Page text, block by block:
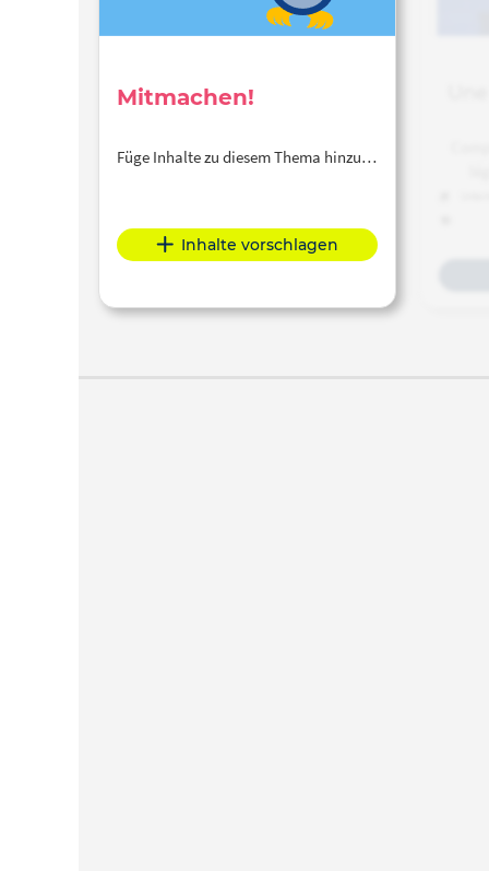
Mitmachen!
Füge Inhalte zu diesem Thema hinzu…
Inhalte vorschlagen